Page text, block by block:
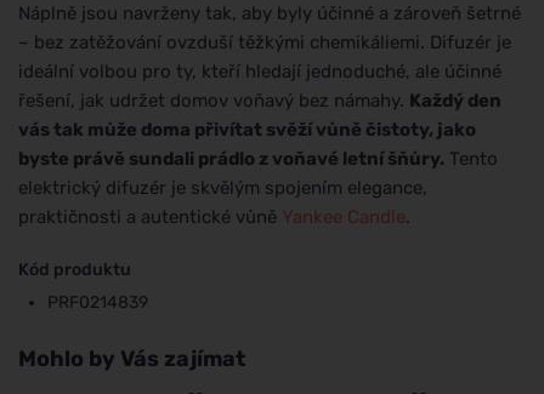
Náplně jsou navrženy tak, aby byly účinné a zároveň šetrné
– bez zatěžování ovzduší těžkými chemikáliemi. Difuzér je
ideální volbou pro ty, kteří hledají jednoduché, ale účinné
řešení, jak udržet domov voňavý bez námahy. Každý den
vás tak může doma přivítat svěží vůně čistoty, jako
byste právě sundali prádlo z voňavé letní šňůry. Tento
elektrický difuzér je skvělým spojením elegance,
praktičnosti a autentické vůně Yankee Candle.
Kód produktu
PRF0214839
Mohlo by Vás zajímat